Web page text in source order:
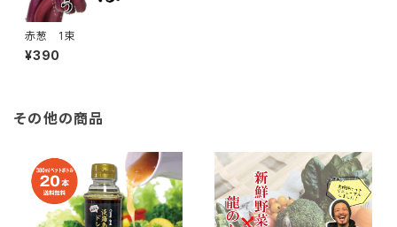
赤葱 1束
¥390
その他の商品